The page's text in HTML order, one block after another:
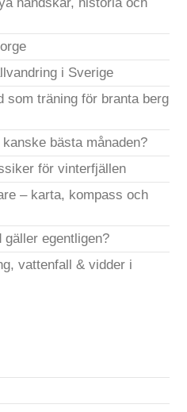
i Sverige
som träning för branta berg
bästa månaden?
för vinterfjällen
– karta, kompass och
gäller egentligen?
vattenfall & vidder i